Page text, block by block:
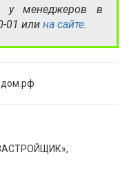
у менеджеров в
01 или на сайте.